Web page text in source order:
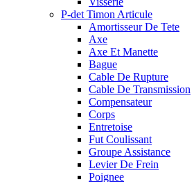
P-det Timon Articule
Amortisseur De Tete
Axe
Axe Et Manette
Bague
Cable De Rupture
Cable De Transmission
Compensateur
Corps
Entretoise
Fut Coulissant
Groupe Assistance
Levier De Frein
Poignee